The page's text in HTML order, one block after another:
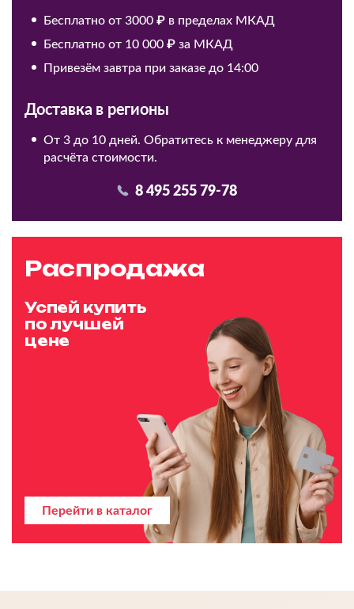
Бесплатно от 3000 ₽ в пределах МКАД
Бесплатно от 10 000 ₽ за МКАД
Привезём завтра при заказе до 14:00
Доставка в регионы
От 3 до 10 дней. Обратитесь к менеджеру для
расчёта стоимости.
8 495 255 79-78
Распродажа
Успей купить
по лучшей
цене
Перейти в каталог